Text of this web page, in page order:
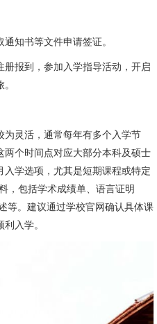
知书等文件申请签证。
报到，参加入学指导活动，开启
为灵活，通常每年有多个入学节
两个时间点对应大部分本科及硕士
入学选项，尤其是短期课程或特定
，包括学术成绩单、语言证明
等。建议通过学校官网确认具体课
入学。